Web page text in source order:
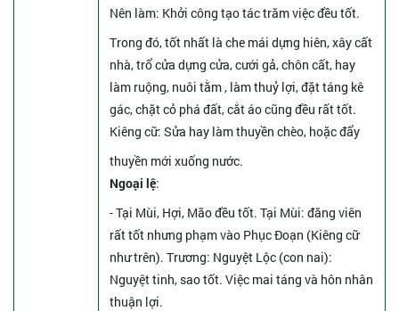
Nên làm: Khởi công tạo tác trăm việc đều tốt.
Trong đó, tốt nhất là che mái dựng hiên, xây cất
nhà, trổ cửa dựng cửa, cưới gả, chôn cất, hay
làm ruộng, nuôi tằm , làm thuỷ lợi, đặt táng kê
gác, chặt cỏ phá đất, cắt áo cũng đều rất tốt.
Kiêng cữ: Sửa hay làm thuyền chèo, hoặc đẩy
thuyền mới xuống nước.
Ngoại lệ:
- Tại Mùi, Hợi, Mão đều tốt. Tại Mùi: đăng viên
rất tốt nhưng phạm vào Phục Đoạn (Kiêng cữ
như trên). Trương: Nguyệt Lộc (con nai):
Nguyệt tinh, sao tốt. Việc mai táng và hôn nhân
thuận lợi.